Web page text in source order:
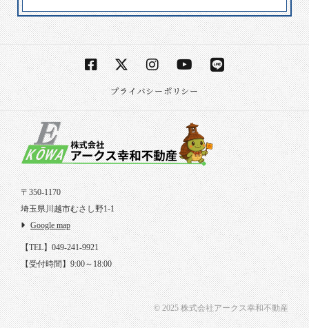
プライバシーポリシー
〒350-1170
埼玉県川越市むさし野1-1
Google map
【TEL】049-241-9921
【受付時間】9:00～18:00
© 2025 株式会社アークス幸和不動産